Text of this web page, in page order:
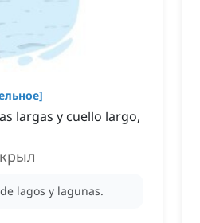
]
largas y cuello largo,
lagos y lagunas.